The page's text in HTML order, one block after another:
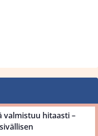
valmistuu hitaasti –